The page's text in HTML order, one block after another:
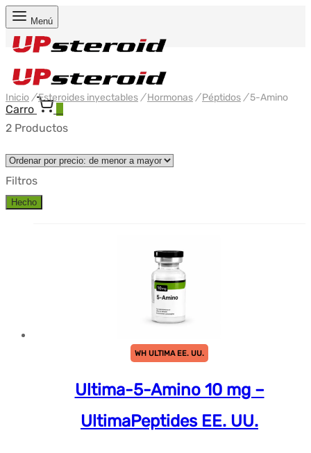
Menú
Carro
Inicio /Esteroides inyectables / Hormonas / Péptidos /5-Amino
2 Productos
Filtros
Hecho
WH ULTIMA EE. UU.
Ultima-5-Amino 10 mg –
UltimaPeptides EE. UU.